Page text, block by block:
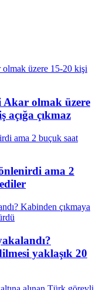
Akar olmak üzere
açığa çıkmaz
ama 2
yaklaşık 20